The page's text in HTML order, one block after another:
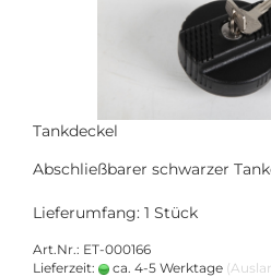
Tankdeckel
Abschließbarer schwarzer
Lieferumfang: 1 Stück
Art.Nr.: ET-000166
Lieferzeit:
ca. 4-5 Werktage